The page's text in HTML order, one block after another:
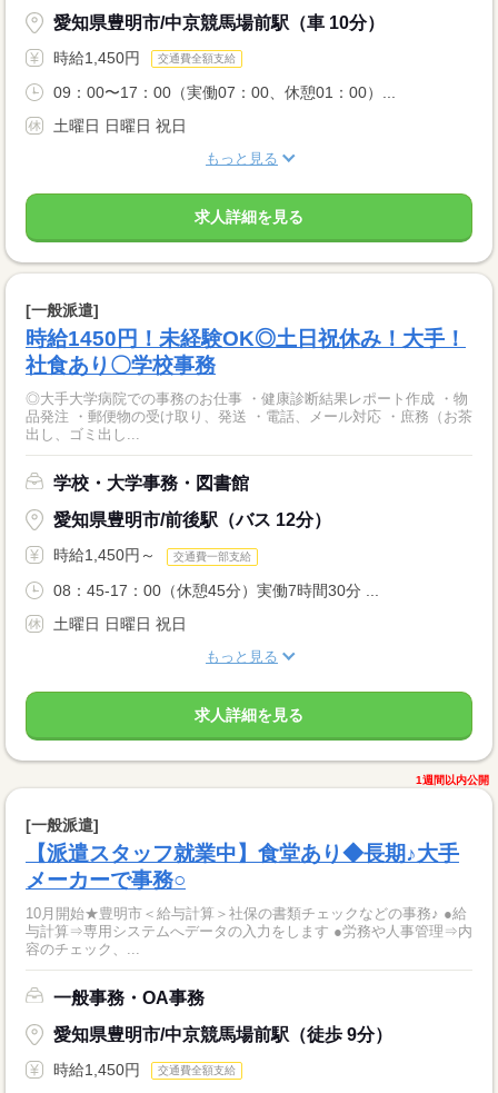
愛知県豊明市/中京競馬場前駅（車 10分）
時給1,450円 交通費全額支給
09：00〜17：00（実働07：00、休憩01：00）...
土曜日 日曜日 祝日
もっと見る
求人詳細を見る
[一般派遣]
時給1450円！未経験OK◎土日祝休み！大手！
社食あり〇学校事務
◎大手大学病院での事務のお仕事 ・健康診断結果レポート作成 ・物
品発注 ・郵便物の受け取り、発送 ・電話、メール対応 ・庶務（お茶
出し、ゴミ出し...
学校・大学事務・図書館
愛知県豊明市/前後駅（バス 12分）
時給1,450円～ 交通費一部支給
08：45-17：00（休憩45分）実働7時間30分 ...
土曜日 日曜日 祝日
もっと見る
求人詳細を見る
1週間以内公開
[一般派遣]
【派遣スタッフ就業中】食堂あり◆長期♪大手
メーカーで事務○
10月開始★豊明市＜給与計算＞社保の書類チェックなどの事務♪ ●給
与計算⇒専用システムへデータの入力をします ●労務や人事管理⇒内
容のチェック、...
一般事務・OA事務
愛知県豊明市/中京競馬場前駅（徒歩 9分）
時給1,450円 交通費全額支給